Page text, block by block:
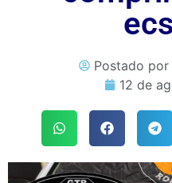
Postado por
12 de